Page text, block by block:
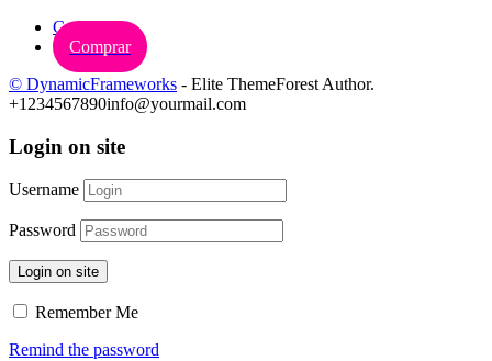
Carrinho
Comprar
© DynamicFrameworks - Elite ThemeForest Author.
+1234567890info@yourmail.com
Login on site
Username
Password
Login on site
Remember Me
Remind the password